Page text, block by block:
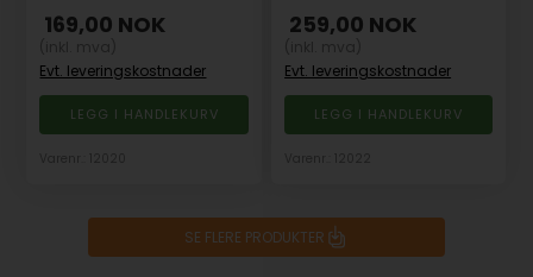
169,00 NOK
Evt. leveringskostnader
259,00 NOK
Evt. leveringskostnader
SE FLERE PRODUKTER